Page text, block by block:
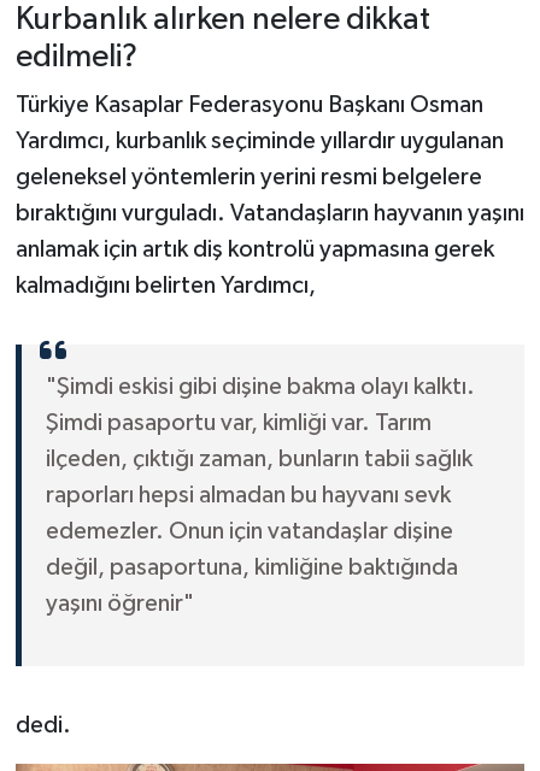
Kurbanlık alırken nelere dikkat
edilmeli?
Türkiye Kasaplar Federasyonu Başkanı Osman
Yardımcı, kurbanlık seçiminde yıllardır uygulanan
geleneksel yöntemlerin yerini resmi belgelere
bıraktığını vurguladı. Vatandaşların hayvanın yaşını
anlamak için artık diş kontrolü yapmasına gerek
kalmadığını belirten Yardımcı,
"Şimdi eskisi gibi dişine bakma olayı kalktı.
Şimdi pasaportu var, kimliği var. Tarım
ilçeden, çıktığı zaman, bunların tabii sağlık
raporları hepsi almadan bu hayvanı sevk
edemezler. Onun için vatandaşlar dişine
değil, pasaportuna, kimliğine baktığında
yaşını öğrenir"
dedi.